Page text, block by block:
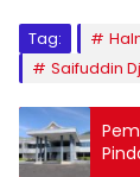
Tag:
Saifuddin